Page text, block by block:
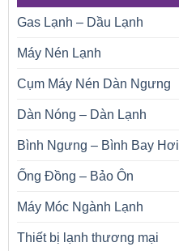
Gas Lạnh – Dầu Lạnh
Máy Nén Lạnh
Cụm Máy Nén Dàn Ngưng
Dàn Nóng – Dàn Lạnh
Bình Ngưng – Bình Bay Hơi
Ống Đồng – Bảo Ôn
Máy Móc Ngành Lạnh
Thiết bị lạnh thương mại